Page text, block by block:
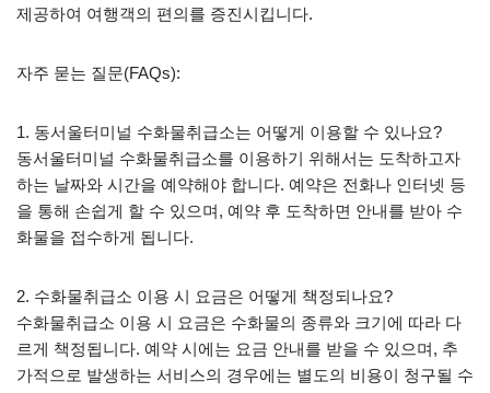
제공하여 여행객의 편의를 증진시킵니다.
자주 묻는 질문(FAQs):
1. 동서울터미널 수화물취급소는 어떻게 이용할 수 있나요?
동서울터미널 수화물취급소를 이용하기 위해서는 도착하고자
하는 날짜와 시간을 예약해야 합니다. 예약은 전화나 인터넷 등
을 통해 손쉽게 할 수 있으며, 예약 후 도착하면 안내를 받아 수
화물을 접수하게 됩니다.
2. 수화물취급소 이용 시 요금은 어떻게 책정되나요?
수화물취급소 이용 시 요금은 수화물의 종류와 크기에 따라 다
르게 책정됩니다. 예약 시에는 요금 안내를 받을 수 있으며, 추
가적으로 발생하는 서비스의 경우에는 별도의 비용이 청구될 수